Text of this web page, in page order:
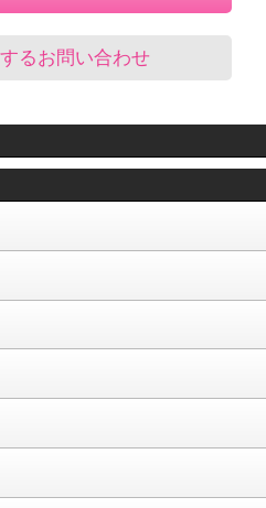
るお問い合わせ